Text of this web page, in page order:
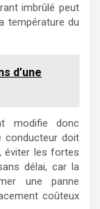
imbrûlé peut
température du
d’une
modifie donc
conducteur doit
éviter les fortes
délai, car la
une panne
coûteux